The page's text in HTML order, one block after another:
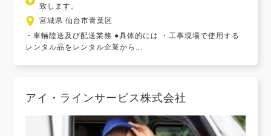
致します。
宮城県 仙台市青葉区
・車輛陸送及び配送業務 ●具体的には ・工事現場で使用する
レンタル品をレンタル企業から...
アイ・ラインサービス株式会社